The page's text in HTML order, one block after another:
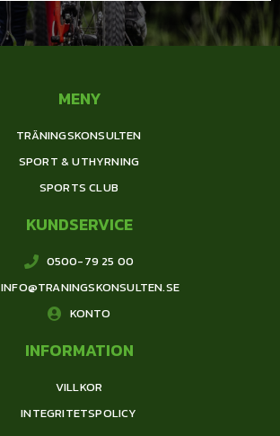
MENY
TRÄNINGSKONSULTEN
SPORT & UTHYRNING
SPORTS CLUB
KUNDSERVICE
0500-79 25 00
INFO@TRANINGSKONSULTEN.SE
KONTO
INFORMATION
VILLKOR
INTEGRITETSPOLICY